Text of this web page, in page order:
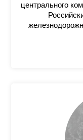
центрального